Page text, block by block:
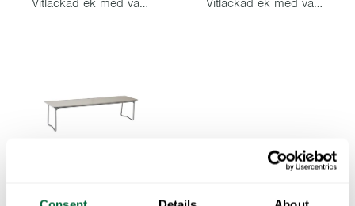
Vitlackad ek med varmförzinkat stativ
Vitlackad ek med varmförzinkat stativ